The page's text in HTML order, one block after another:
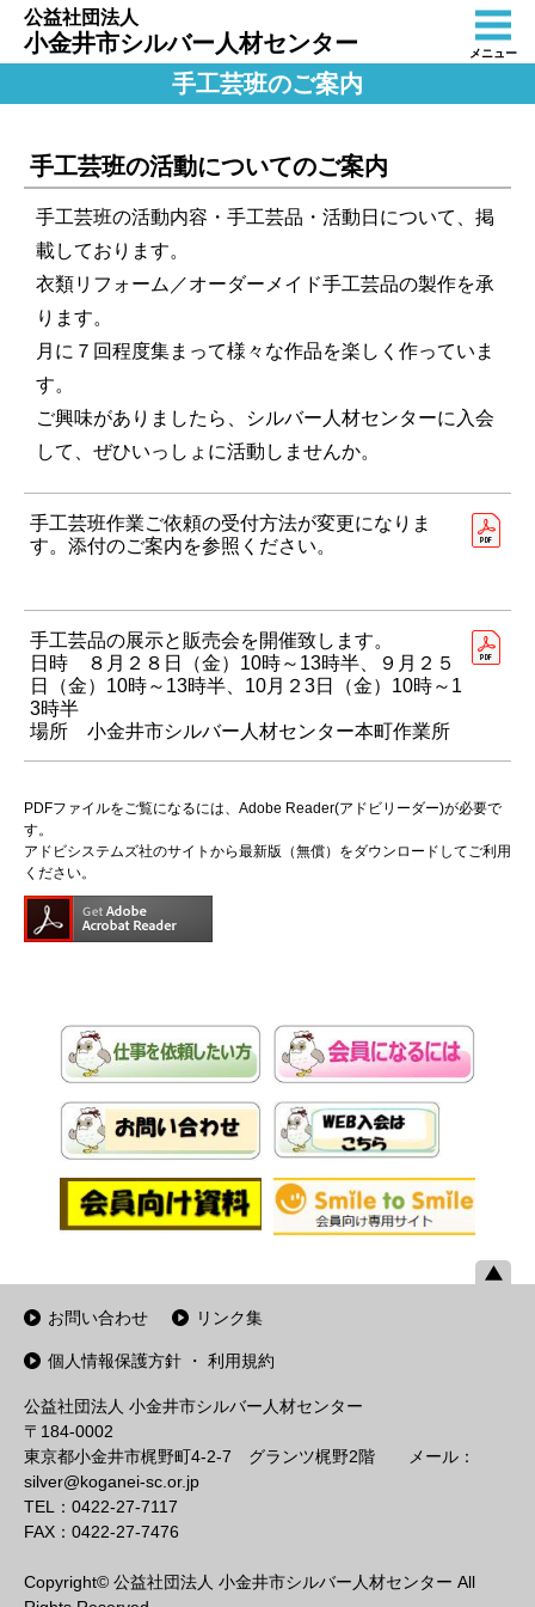
公益社団法人
小金井市シルバー人材センター メニュー
手工芸班のご案内
手工芸班の活動についてのご案内
手工芸班の活動内容・手工芸品・活動日について、掲
載しております。
衣類リフォーム／オーダーメイド手工芸品の製作を承
ります。
月に７回程度集まって様々な作品を楽しく作っていま
す。
ご興味がありましたら、シルバー人材センターに入会
して、ぜひいっしょに活動しませんか。
手工芸班作業ご依頼の受付方法が変更になりま
す。添付のご案内を参照ください。
手工芸品の展示と販売会を開催致します。
日時 ８月２８日（金）10時～13時半、９月２５
日（金）10時～13時半、10月２3日（金）10時～1
3時半
場所 小金井市シルバー人材センター本町作業所
PDFファイルをご覧になるには、Adobe Reader(アドビリーダー)が必要で
す。
アドビシステムズ社のサイトから最新版（無償）をダウンロードしてご利用
ください。
お問い合わせ リンク集
個人情報保護方針 ・ 利用規約
公益社団法人 小金井市シルバー人材センター
〒184-0002
東京都小金井市梶野町4-2-7 グランツ梶野2階 メール：
silver@koganei-sc.or.jp
TEL：0422-27-7117
FAX：0422-27-7476
Copyright© 公益社団法人 小金井市シルバー人材センター All